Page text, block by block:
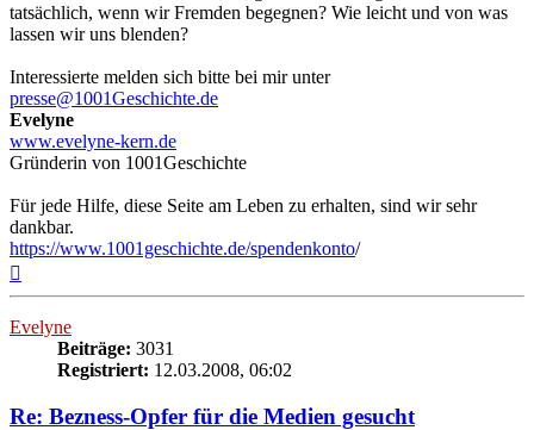
tatsächlich, wenn wir Fremden begegnen? Wie leicht und von was
lassen wir uns blenden?
Interessierte melden sich bitte bei mir unter
presse@1001Geschichte.de
Evelyne
www.evelyne-kern.de
Gründerin von 1001Geschichte
Für jede Hilfe, diese Seite am Leben zu erhalten, sind wir sehr
dankbar.
https://www.1001geschichte.de/spendenkonto/
Evelyne
Beiträge: 3031
Registriert: 12.03.2008, 06:02
Re: Bezness-Opfer für die Medien gesucht